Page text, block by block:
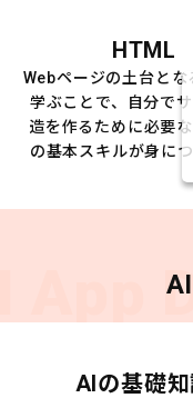
HTML
Webページの土台とな
学ぶことで、自分で
造を作るために必要
の基本スキルが身に
App
AIの基礎